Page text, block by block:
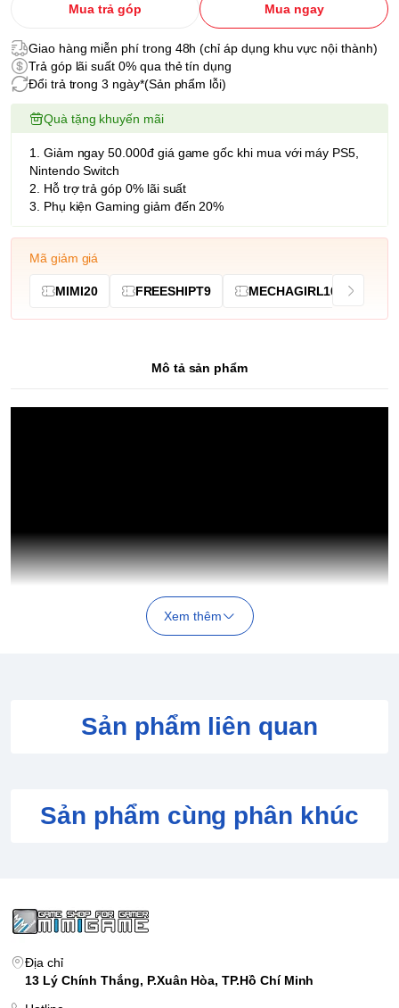
Mua trả góp Mua ngay
Giao hàng miễn phí trong 48h (chỉ áp dụng khu vực nội thành)
Trả góp lãi suất 0% qua thẻ tín dụng
Đổi trả trong 3 ngày*(Sản phẩm lỗi)
Quà tặng khuyến mãi
1. Giảm ngay 50.000đ giá game gốc khi mua với máy PS5,
Nintendo Switch
2. Hỗ trợ trả góp 0% lãi suất
3. Phụ kiện Gaming giảm đến 20%
Mã giảm giá
MIMI20 FREESHIPT9 MECHAGIRL10
Mô tả sản phẩm
Xem thêm
Sản phẩm liên quan
Sản phẩm cùng phân khúc
Địa chỉ
13 Lý Chính Thắng, P.Xuân Hòa, TP.Hồ Chí Minh